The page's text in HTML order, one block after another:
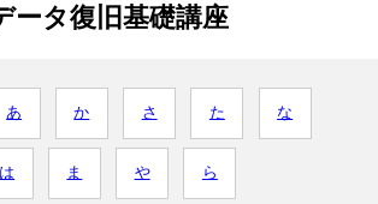
ータ復旧基礎講座
あ か さ た な
は ま や ら